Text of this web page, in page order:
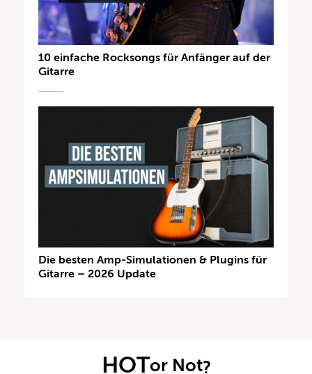
10 einfache Rocksongs für Anfänger auf der
Gitarre
Die besten Amp-Simulationen & Plugins für
Gitarre – 2026 Update
HOTor Not?